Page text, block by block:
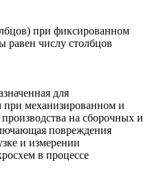
при фиксированном
равен числу столбцов
для
при механизированном и
на сборочных и
повреждения
и измерении
в процессе